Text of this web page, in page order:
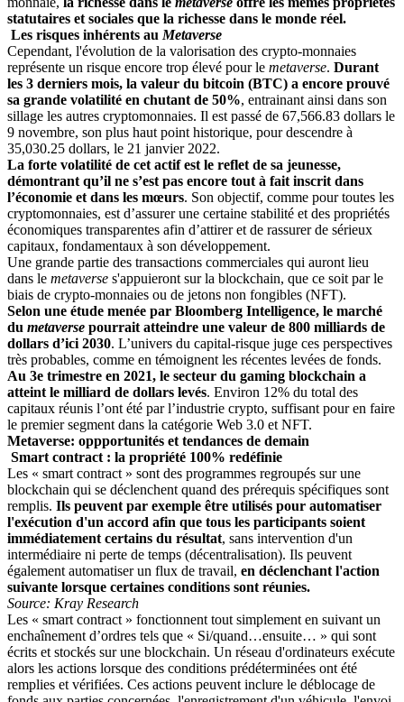
statutaires et sociales que la richesse dans le monde réel.
Les risques inhérents au Metaverse
Cependant, l'évolution de la valorisation des crypto-monnaies
représente un risque encore trop élevé pour le metaverse. Durant
les 3 derniers mois, la valeur du bitcoin (BTC) a encore prouvé
sa grande volatilité en chutant de 50%, entrainant ainsi dans son
sillage les autres cryptomonnaies. Il est passé de 67,566.83 dollars le
9 novembre, son plus haut point historique, pour descendre à
35,030.25 dollars, le 21 janvier 2022.
La forte volatilité de cet actif est le reflet de sa jeunesse,
démontrant qu’il ne s’est pas encore tout à fait inscrit dans
l’économie et dans les mœurs. Son objectif, comme pour toutes les
cryptomonnaies, est d’assurer une certaine stabilité et des propriétés
économiques transparentes afin d’attirer et de rassurer de sérieux
capitaux, fondamentaux à son développement.
Une grande partie des transactions commerciales qui auront lieu
dans le metaverse s'appuieront sur la blockchain, que ce soit par le
biais de crypto-monnaies ou de jetons non fongibles (NFT).
Selon une étude menée par Bloomberg Intelligence, le marché
du metaverse pourrait atteindre une valeur de 800 milliards de
dollars d’ici 2030. L’univers du capital-risque juge ces perspectives
très probables, comme en témoignent les récentes levées de fonds.
Au 3e trimestre en 2021, le secteur du gaming blockchain a
atteint le milliard de dollars levés. Environ 12% du total des
capitaux réunis l’ont été par l’industrie crypto, suffisant pour en faire
le premier segment dans la catégorie Web 3.0 et NFT.
Metaverse: oppportunités et tendances de demain
Smart contract : la propriété 100% redéfinie
Les « smart contract » sont des programmes regroupés sur une
blockchain qui se déclenchent quand des prérequis spécifiques sont
remplis. Ils peuvent par exemple être utilisés pour automatiser
l'exécution d'un accord afin que tous les participants soient
immédiatement certains du résultat, sans intervention d'un
intermédiaire ni perte de temps (décentralisation). Ils peuvent
également automatiser un flux de travail, en déclenchant l'action
suivante lorsque certaines conditions sont réunies.
Source: Kray Research
Les « smart contract » fonctionnent tout simplement en suivant un
enchaînement d’ordres tels que « Si/quand…ensuite… » qui sont
écrits et stockés sur une blockchain. Un réseau d'ordinateurs exécute
alors les actions lorsque des conditions prédéterminées ont été
remplies et vérifiées. Ces actions peuvent inclure le déblocage de